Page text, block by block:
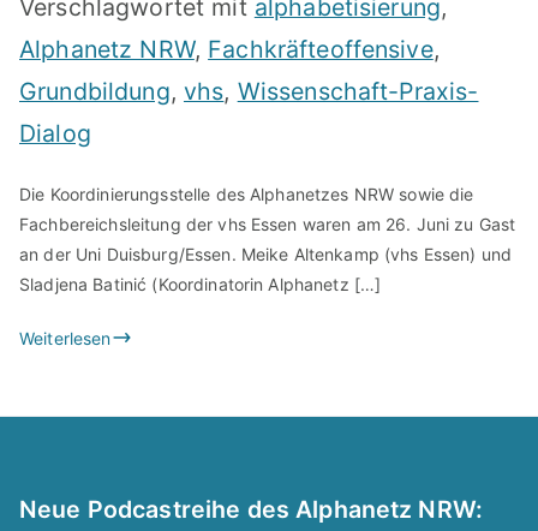
Verschlagwortet mit alphabetisierung,
Alphanetz NRW, Fachkräfteoffensive,
Grundbildung, vhs, Wissenschaft-Praxis-
Dialog
Die Koordinierungsstelle des Alphanetzes NRW sowie die
Fachbereichsleitung der vhs Essen waren am 26. Juni zu Gast
an der Uni Duisburg/Essen. Meike Altenkamp (vhs Essen) und
Sladjena Batinić (Koordinatorin Alphanetz […]
Weiterlesen
Neue Podcastreihe des Alphanetz NRW: